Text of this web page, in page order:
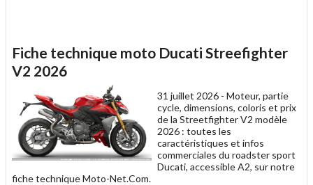
Fiche technique moto Ducati Streefighter
V2 2026
31 juillet 2026 - Moteur, partie
cycle, dimensions, coloris et prix
de la Streetfighter V2 modèle
2026 : toutes les
caractéristiques et infos
commerciales du roadster sport
Ducati, accessible A2, sur notre
fiche technique Moto-Net.Com.